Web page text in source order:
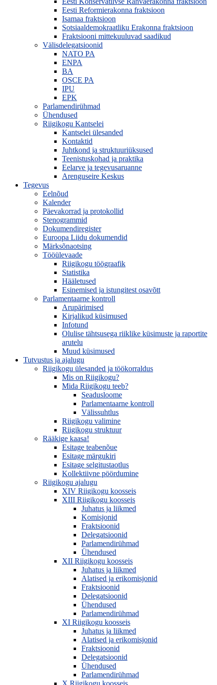
Eesti Reformierakonna fraktsioon
Isamaa fraktsioon
Sotsiaaldemokraatliku Erakonna fraktsioon
Fraktsiooni mittekuuluvad saadikud
Välisdelegatsioonid
NATO PA
ENPA
BA
OSCE PA
IPU
EPK
Parlamendirühmad
Ühendused
Riigikogu Kantselei
Kantselei ülesanded
Kontaktid
Juhtkond ja struktuuriüksused
Teenistuskohad ja praktika
Eelarve ja tegevusaruanne
Arenguseire Keskus
Tegevus
Eelnõud
Kalender
Päevakorrad ja protokollid
Stenogrammid
Dokumendiregister
Euroopa Liidu dokumendid
Märksõnaotsing
Tööülevaade
Riigikogu töögraafik
Statistika
Hääletused
Esinemised ja istungitest osavõtt
Parlamentaarne kontroll
Arupärimised
Kirjalikud küsimused
Infotund
Olulise tähtsusega riiklike küsimuste ja raportite
arutelu
Muud küsimused
Tutvustus ja ajalugu
Riigikogu ülesanded ja töökorraldus
Mis on Riigikogu?
Mida Riigikogu teeb?
Seadusloome
Parlamentaarne kontroll
Välissuhtlus
Riigikogu valimine
Riigikogu struktuur
Rääkige kaasa!
Esitage teabenõue
Esitage märgukiri
Esitage selgitustaotlus
Kollektiivne pöördumine
Riigikogu ajalugu
XIV Riigikogu koosseis
XIII Riigikogu koosseis
Juhatus ja liikmed
Komisjonid
Fraktsioonid
Delegatsioonid
Parlamendirühmad
Ühendused
XII Riigikogu koosseis
Juhatus ja liikmed
Alatised ja erikomisjonid
Fraktsioonid
Delegatsioonid
Ühendused
Parlamendirühmad
XI Riigikogu koosseis
Juhatus ja liikmed
Alatised ja erikomisjonid
Fraktsioonid
Delegatsioonid
Ühendused
Parlamendirühmad
X Riigikogu koosseis